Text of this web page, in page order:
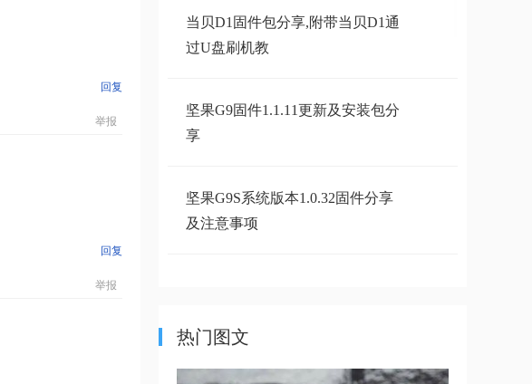
回复
举报
回复
举报
当贝D1固件包分享,附带当贝D1通
过U盘刷机教
坚果G9固件1.1.11更新及安装包分
享
坚果G9S系统版本1.0.32固件分享
及注意事项
【固件下载】极米无屏电视
热门图文